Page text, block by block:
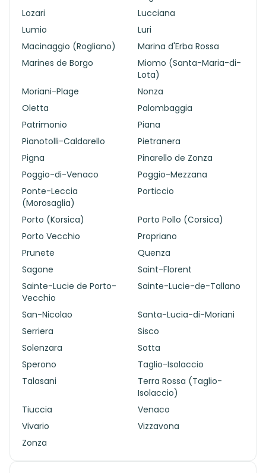
Lozari
Lucciana
Lumio
Luri
Macinaggio (Rogliano)
Marina d'Erba Rossa
Marines de Borgo
Miomo (Santa-Maria-di-
Lota)
Moriani-Plage
Nonza
Oletta
Palombaggia
Patrimonio
Piana
Pianotolli-Caldarello
Pietranera
Pigna
Pinarello de Zonza
Poggio-di-Venaco
Poggio-Mezzana
Ponte-Leccia
(Morosaglia)
Porticcio
Porto (Korsica)
Porto Pollo (Corsica)
Porto Vecchio
Propriano
Prunete
Quenza
Sagone
Saint-Florent
Sainte-Lucie de Porto-
Vecchio
Sainte-Lucie-de-Tallano
San-Nicolao
Santa-Lucia-di-Moriani
Serriera
Sisco
Solenzara
Sotta
Sperono
Taglio-Isolaccio
Talasani
Terra Rossa (Taglio-
Isolaccio)
Tiuccia
Venaco
Vivario
Vizzavona
Zonza